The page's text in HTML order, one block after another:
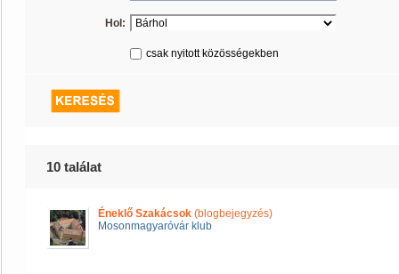
Hol:
csak nyitott közösségekben
10 találat
Éneklő Szakácsok (blogbejegyzés)
Mosonmagyaróvár klub